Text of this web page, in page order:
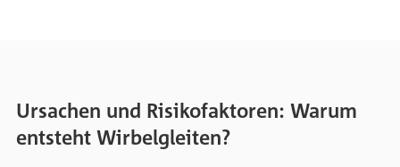
Ursachen und Risikofaktoren: Warum
entsteht Wirbelgleiten?